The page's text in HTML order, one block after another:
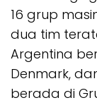
16 grup
dua tim
Argentina
Denmark,
berada di